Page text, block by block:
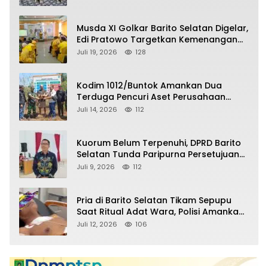
Musda XI Golkar Barito Selatan Digelar,
Edi Pratowo Targetkan Kemenangan
Partai pada Pemilu Mendatang
Juli 19, 2026 128
Kodim 1012/Buntok Amankan Dua
Terduga Pencuri Aset Perusahaan
Sitaan Satgas PKH, Satu Paket Diduga
Juli 14, 2026 112
Kuorum Belum Terpenuhi, DPRD Barito
Selatan Tunda Paripurna Persetujuan
Raperda Pertanggungjawaban APBD
Juli 9, 2026 112
Pria di Barito Selatan Tikam Sepupu
Saat Ritual Adat Wara, Polisi Amankan
Pelaku
Juli 12, 2026 106